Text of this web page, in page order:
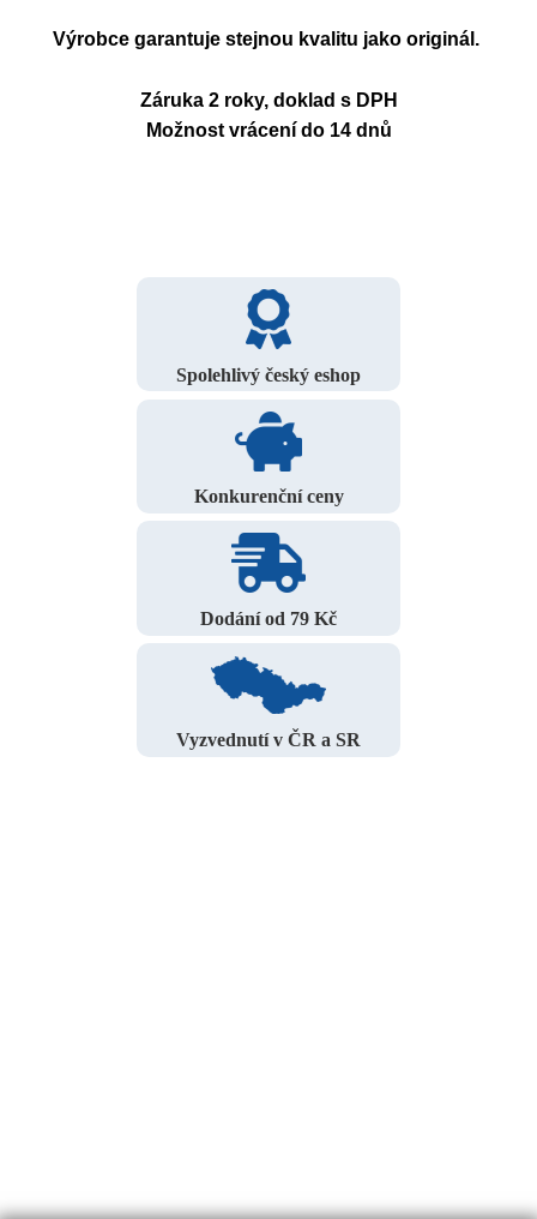
Výrobce garantuje stejnou kvalitu jako originál.
Záruka 2 roky, doklad s DPH
Možnost vrácení do 14 dnů
Spolehlivý český eshop
Konkurenční ceny
Dodání od 79 Kč
Vyzvednutí v ČR a SR